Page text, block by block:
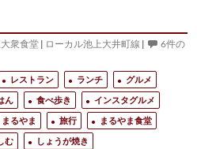
衆食堂 | ローカル池上大井町線 |
6件の
レストラン ランチ
グルメ
ん 食べ歩き
インスタグルメ
まるやま 旅行
まるやま食堂
む しょうが焼き